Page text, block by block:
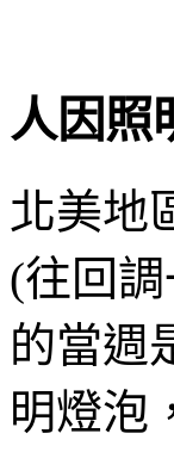
人因照
北美地
(往回
的當週
明燈泡